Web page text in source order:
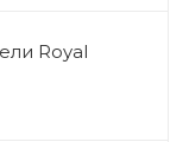
Royal